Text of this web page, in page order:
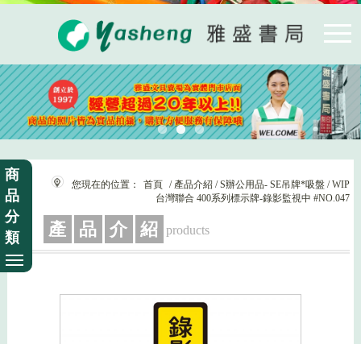
商
品
分
類
您現在的位置： 首頁 / 產品介紹 / S辦公用品- SE吊牌*吸盤 / WIP
台灣聯合 400系列標示牌-錄影監視中 #NO.047
產 品 介 紹 products